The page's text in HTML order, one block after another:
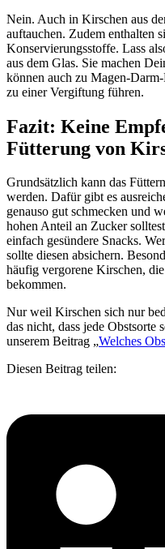
Nein. Auch in Kirschen aus
auftauchen. Zudem enthalten
Konservierungsstoffe. Lass
aus dem Glas. Sie machen
können auch zu Magen-
zu einer Vergiftung führen.
Fazit: Keine
Fütterung von
Grundsätzlich kann das
werden. Dafür gibt es
genauso gut schmecken und
hohen Anteil an Zucker
einfach gesündere Snacks.
sollte diesen absichern.
häufig vergorene Kirschen,
bekommen.
Nur weil Kirschen sich nur
das nicht, dass jede
unserem Beitrag „Welches
Diesen Beitrag teilen: